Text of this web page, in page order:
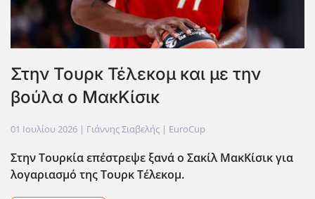
Στην Τουρκ Τέλεκομ και με την
βούλα ο ΜακΚίσικ
01 Ιουλίου 2026 | Γιάννης Σιαβελής | EuroCup
Στην Τουρκία επέστρεψε ξανά ο Σακίλ ΜακΚίσικ για
λογαριασμό της Τουρκ Τέλεκομ.